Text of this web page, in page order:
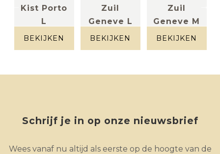
Kist Porto
L
BEKIJKEN
Zuil
Geneve L
BEKIJKEN
Zuil
Geneve M
BEKIJKEN
Schrijf je in op onze nieuwsbrief
Wees vanaf nu altijd als eerste op de hoogte van de